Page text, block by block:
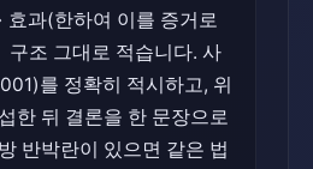
과(한하여 이를 증거로
구조 그대로 적습니다. 사
를 정확히 적시하고, 위
한 뒤 결론을 한 문장으로
반박란이 있으면 같은 법